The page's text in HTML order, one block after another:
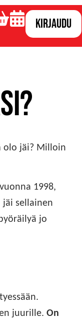
Kirjaudu
olo jäi? Milloin
1998,
jäi sellainen
jo
juurille. On